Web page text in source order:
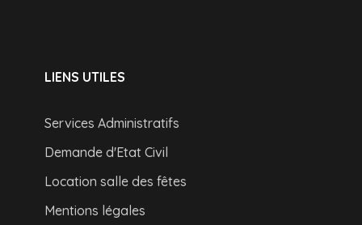
LIENS UTILES
Services Administratifs
Demande d'Etat Civil
Location salle des fêtes
Mentions légales